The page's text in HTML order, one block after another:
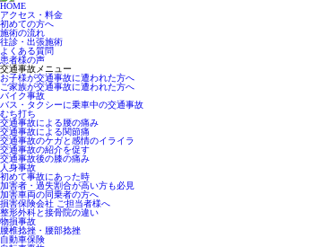
HOME
アクセス・料金
初めての方へ
施術の流れ
往診・出張施術
よくある質問
患者様の声
交通事故メニュー
お子様が交通事故に遭われた方へ
ご家族が交通事故に遭われた方へ
バイク事故
バス・タクシーに乗車中の交通事故
むち打ち
交通事故による腰の痛み
交通事故による関節痛
交通事故のケガと感情のイライラ
交通事故の紹介を促す
交通事故後の膝の痛み
人身事故
初めて事故にあった時
加害者・過失割合が高い方も必見
加害車両の同乗者の方へ
損害保険会社 ご担当者様へ
整形外科と接骨院の違い
物損事故
腰椎捻挫・腰部捻挫
自動車保険